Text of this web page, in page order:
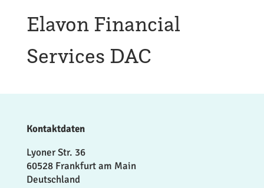
Elavon Financial
Services DAC
Kontaktdaten
Lyoner Str. 36
60528 Frankfurt am Main
Deutschland